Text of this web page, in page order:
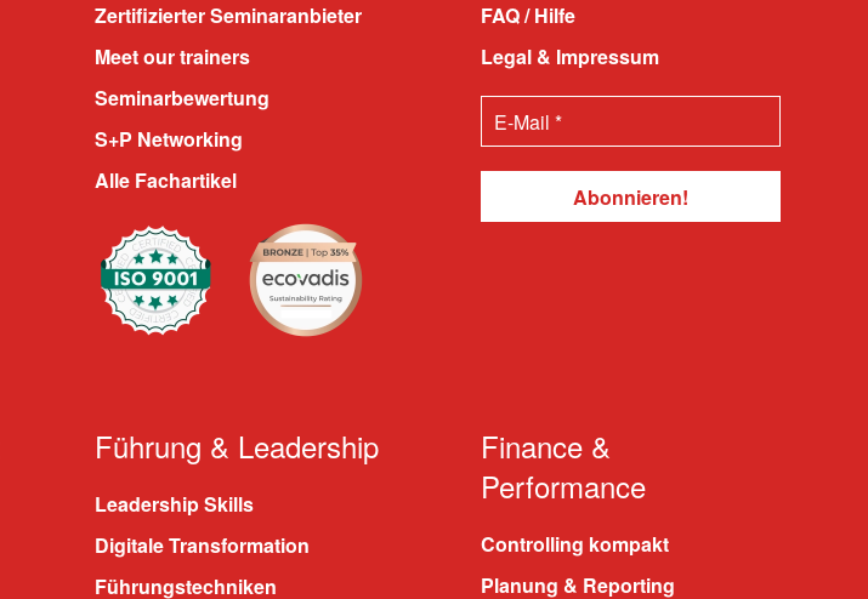
Zertifizierter Seminaranbieter
Meet our trainers
Seminarbewertung
S+P Networking
Alle Fachartikel
FAQ / Hilfe
Legal & Impressum
Führung & Leadership
Leadership Skills
Digitale Transformation
Führungstechniken
Finance &
Performance
Controlling kompakt
Planung & Reporting